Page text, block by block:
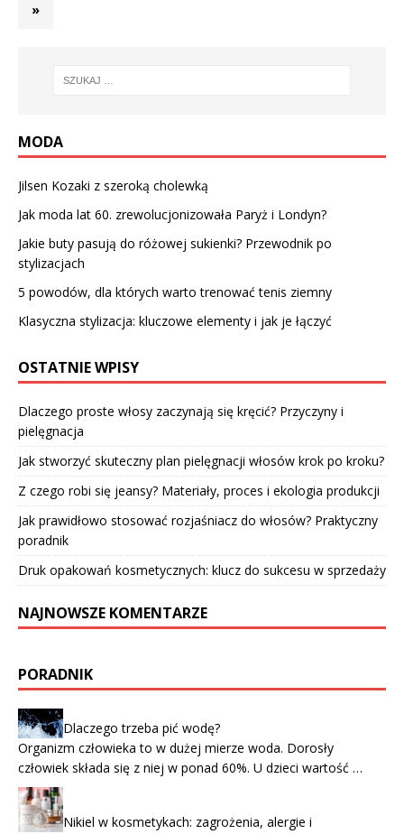
»
MODA
Jilsen Kozaki z szeroką cholewką
Jak moda lat 60. zrewolucjonizowała Paryż i Londyn?
Jakie buty pasują do różowej sukienki? Przewodnik po
stylizacjach
5 powodów, dla których warto trenować tenis ziemny
Klasyczna stylizacja: kluczowe elementy i jak je łączyć
OSTATNIE WPISY
Dlaczego proste włosy zaczynają się kręcić? Przyczyny i
pielęgnacja
Jak stworzyć skuteczny plan pielęgnacji włosów krok po kroku?
Z czego robi się jeansy? Materiały, proces i ekologia produkcji
Jak prawidłowo stosować rozjaśniacz do włosów? Praktyczny
poradnik
Druk opakowań kosmetycznych: klucz do sukcesu w sprzedaży
NAJNOWSZE KOMENTARZE
PORADNIK
Dlaczego trzeba pić wodę?
Organizm człowieka to w dużej mierze woda. Dorosły
człowiek składa się z niej w ponad 60%. U dzieci wartość …
Nikiel w kosmetykach: zagrożenia, alergie i